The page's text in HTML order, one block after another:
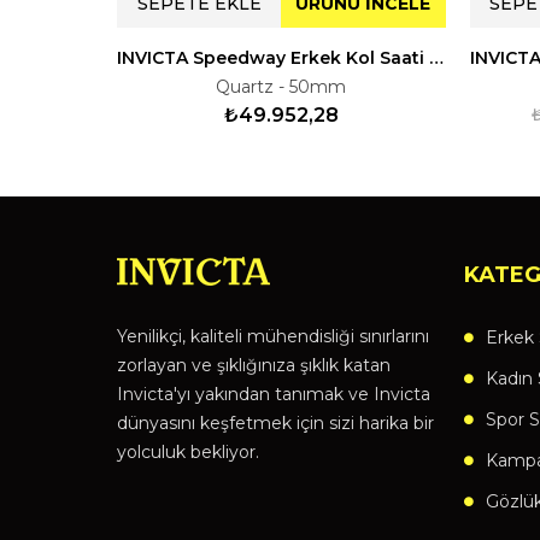
INVICTA Speedway Erkek Kol Saati 136686
Quartz - 50mm
₺49.952,28
Yenilikçi, kaliteli mühendisliği sınırlarını
zorlayan ve şıklığınıza şıklık katan
Invicta'yı yakından tanımak ve Invicta
dünyasını keşfetmek için sizi harika bir
yolculuk bekliyor.
Erkek
Kadın
Spor